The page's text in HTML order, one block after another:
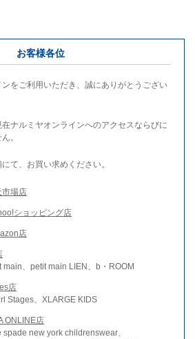
お客様各位
をご利用いただき、誠にありがとうござい
ナルミヤオンラインへのアクセスならびに
。
て、お買い求めください。
市場店
ショッピング店
店
main、petit main LIEN、b・ROOM
店
Stages、XLARGE KIDS
ONLINE店
new york childrenswear、